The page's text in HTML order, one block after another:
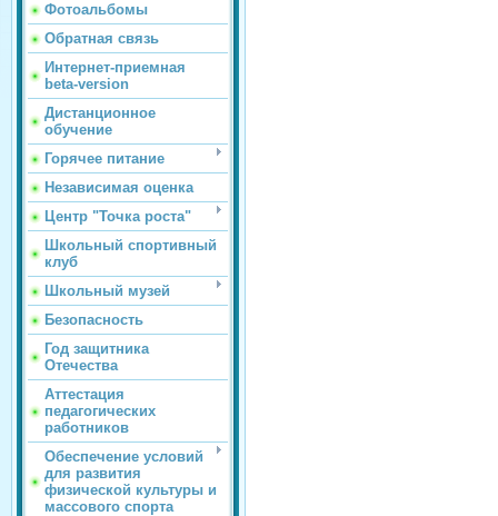
Фотоальбомы
Обратная связь
Интернет-приемная
beta-version
Дистанционное
обучение
Горячее питание
Независимая оценка
Центр "Точка роста"
Школьный спортивный
клуб
Школьный музей
Безопасность
Год защитника
Отечества
Аттестация
педагогических
работников
Обеспечение условий
для развития
физической культуры и
массового спорта